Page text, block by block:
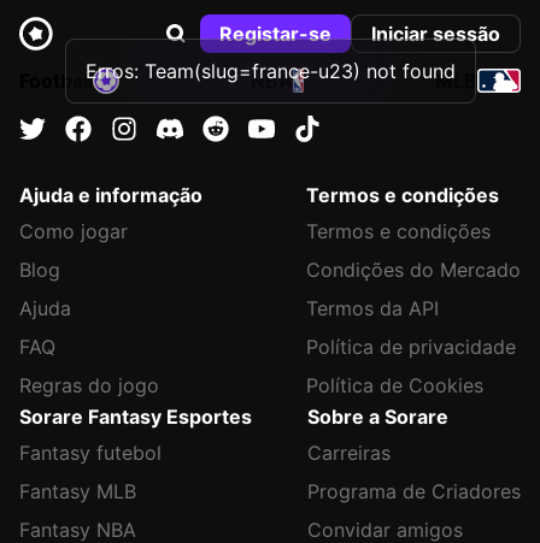
Registar-se
Iniciar sessão
Football
NBA MLB
Ajuda e informação
Como jogar
Blog
Ajuda
FAQ
Regras do jogo
Termos e condições
Termos e condições
Condições do Mercado
Termos da API
Política de privacidade
Política de Cookies
Sorare Fantasy Esportes
Fantasy futebol
Fantasy MLB
Fantasy NBA
Sobre a Sorare
Carreiras
Programa de Criadores
Convidar amigos
Erros: Team(slug=france-u23) not found